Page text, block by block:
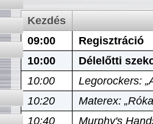
Kezdés
09:00
Regisztráció
10:00
Délelőtti
10:00
Legorockers:
10:20
Materex:
10:40
Murphy's